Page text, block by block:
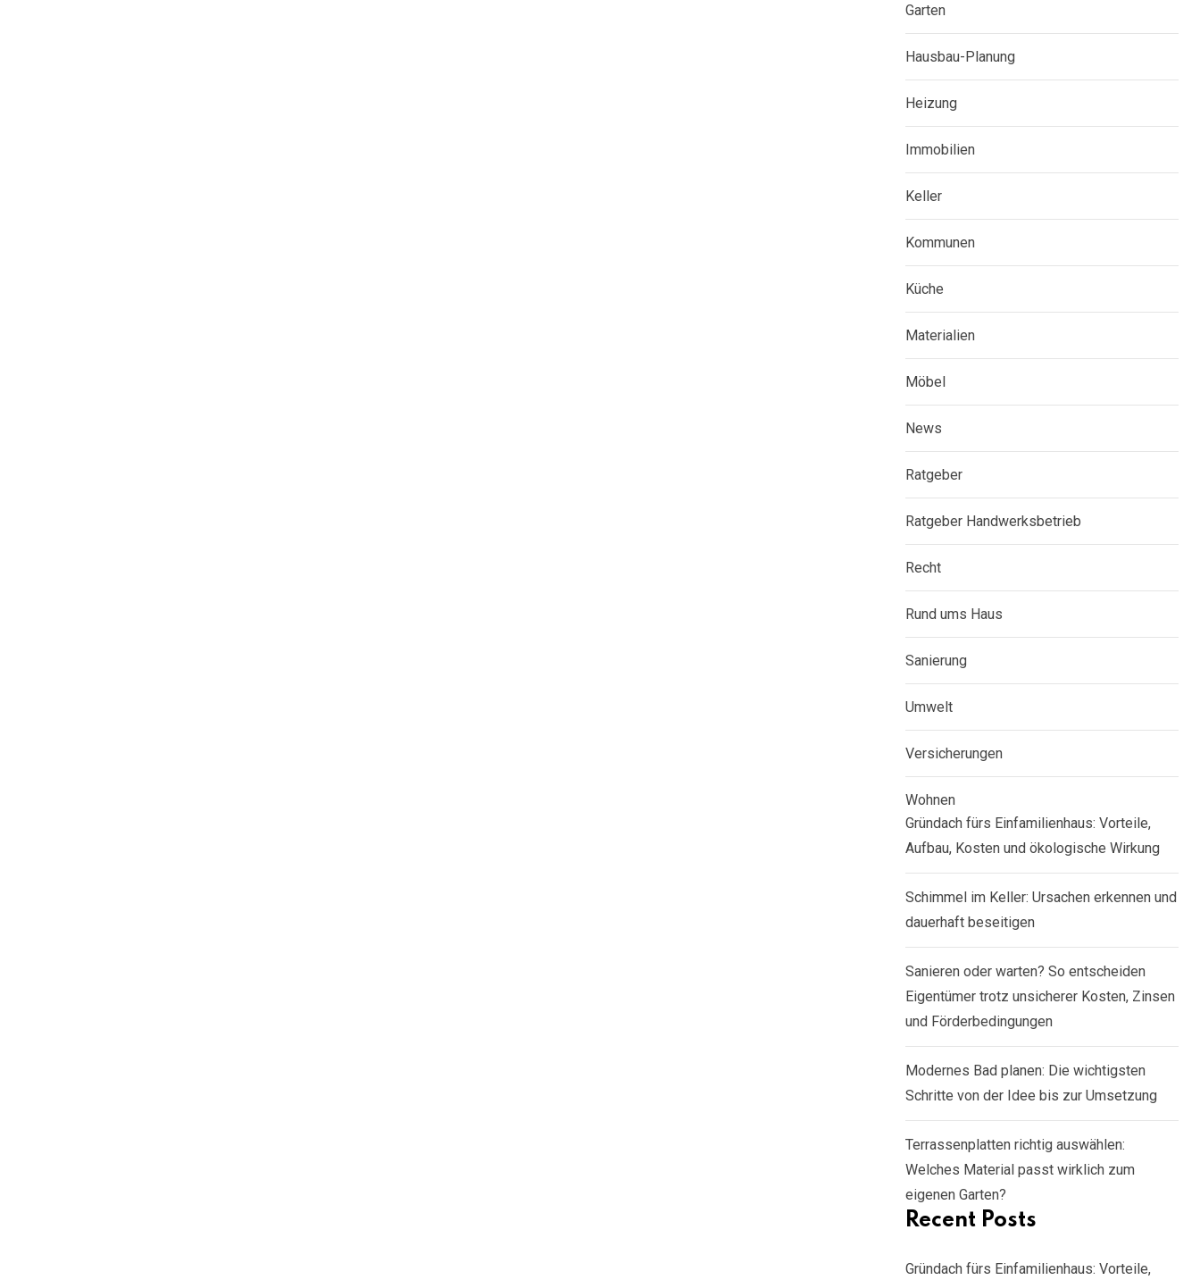
Garten
Hausbau-Planung
Heizung
Immobilien
Keller
Kommunen
Küche
Materialien
Möbel
News
Ratgeber
Ratgeber Handwerksbetrieb
Recht
Rund ums Haus
Sanierung
Umwelt
Versicherungen
Wohnen
Gründach fürs Einfamilienhaus: Vorteile,
Aufbau, Kosten und ökologische Wirkung
Schimmel im Keller: Ursachen erkennen und
dauerhaft beseitigen
Sanieren oder warten? So entscheiden
Eigentümer trotz unsicherer Kosten, Zinsen
und Förderbedingungen
Modernes Bad planen: Die wichtigsten
Schritte von der Idee bis zur Umsetzung
Terrassenplatten richtig auswählen:
Welches Material passt wirklich zum
eigenen Garten?
Recent Posts
Gründach fürs Einfamilienhaus: Vorteile,